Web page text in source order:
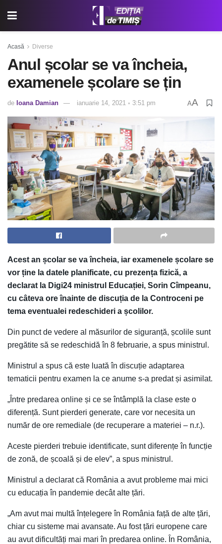
Acasă Diverse
Anul școlar se va încheia,
examenele școlare se țin
de Ioana Damian ianuarie 14, 2021 ◦ 3:51 pm AA
Acest an școlar se va încheia, iar examenele școlare se
vor ține la datele planificate, cu prezența fizică, a
declarat la Digi24 ministrul Educației, Sorin Cîmpeanu,
cu câteva ore înainte de discuția de la Controceni pe
tema eventualei redeschideri a școlilor.
Din punct de vedere al măsurilor de siguranță, școlile sunt
pregătite să se redeschidă în 8 februarie, a spus ministrul.
Ministrul a spus că este luată în discuție adaptarea
tematicii pentru examen la ce anume s-a predat și asimilat.
„Între predarea online și ce se întâmplă la clase este o
diferență. Sunt pierderi generate, care vor necesita un
număr de ore remediale (de recuperare a materiei – n.r.).
Aceste pierderi trebuie identificate, sunt diferențe în funcție
de zonă, de școală și de elev”, a spus ministrul.
Ministrul a declarat că România a avut probleme mai mici
cu educația în pandemie decât alte țări.
„Am avut mai multă înțelegere în România față de alte țări,
chiar cu sisteme mai avansate. Au fost țări europene care
au avut dificultăți mai mari în predarea online. În România,